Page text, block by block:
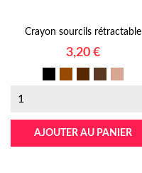
Crayon sourcils rétractable
Prix
3,20 €
AJOUTER AU PANIER